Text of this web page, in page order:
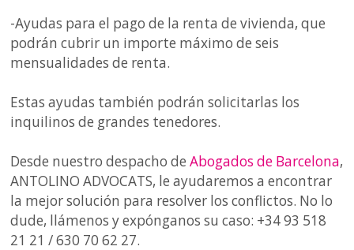
-Ayudas para el pago de la renta de vivienda, que
podrán cubrir un importe máximo de seis
mensualidades de renta.
Estas ayudas también podrán solicitarlas los
inquilinos de grandes tenedores.
Desde nuestro despacho deAbogados de Barcelona,
ANTOLINO ADVOCATS, le ayudaremos a encontrar
la mejor solución para resolver los conflictos. No lo
dude, llámenos y expónganos su caso: +34 93 518
21 21 / 630 70 62 27.